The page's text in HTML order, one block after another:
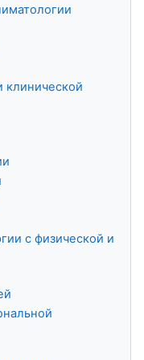
клинической
с физической и